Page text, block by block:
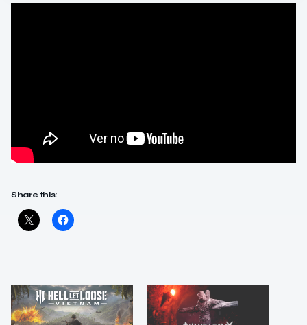
Share this: